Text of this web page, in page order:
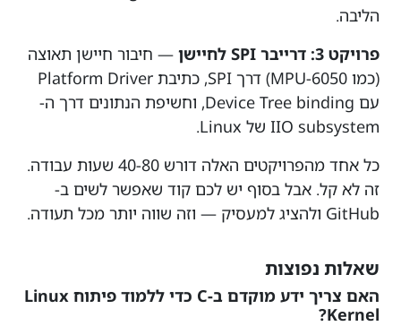
הליבה.
פרויקט 3: דרייבר SPI לחיישן
— חיבור חיישן תאוצה
(כמו MPU-6050) דרך SPI, כתיבת Platform Driver
עם Device Tree binding, וחשיפת הנתונים דרך ה-
IIO subsystem של Linux.
כל אחד מהפרויקטים האלה דורש 40-80 שעות עבודה.
זה לא קל. אבל בסוף יש לכם קוד שאפשר לשים ב-
GitHub ולהציג למעסיק — וזה שווה יותר מכל תעודה.
שאלות נפוצות
האם צריך ידע מוקדם ב-C כדי ללמוד פיתוח Linux
Kernel?